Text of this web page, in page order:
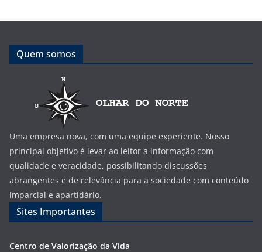
Quem somos
Uma empresa nova, com uma equipe experiente. Nosso
principal objetivo é levar ao leitor a informação com
qualidade e veracidade, possibilitando discussões
abrangentes e de relevância para a sociedade com conteúdo
imparcial e apartidário.
Sites Importantes
Centro de Valorização da Vida